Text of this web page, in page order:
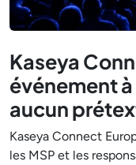
Kaseya
événement
aucun
Kaseya Connect
les MSP et les